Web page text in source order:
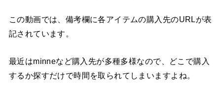
この動画では、備考欄に各アイテムの購入先のURLが表
記されています。
最近はminneなど購入先が多種多様なので、どこで購入
するか探すだけで時間を取られてしまいますよね。